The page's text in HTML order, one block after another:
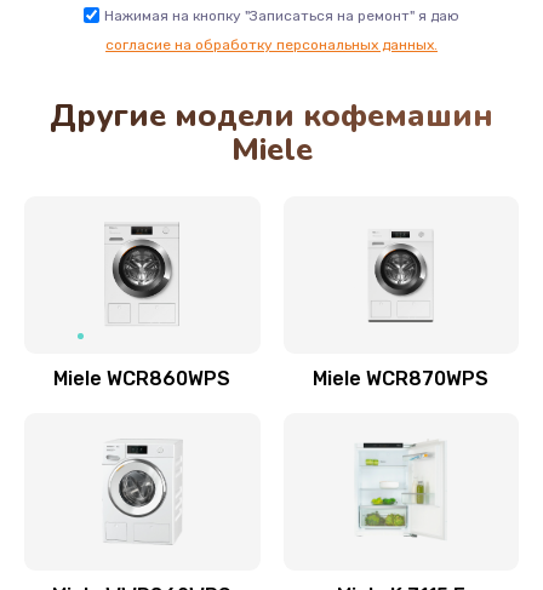
Нажимая на кнопку "Записаться на ремонт" я даю
согласие на обработку персональных данных.
Другие модели кофемашин
Miele
Miele WCR860WPS Miele WCR870WPS